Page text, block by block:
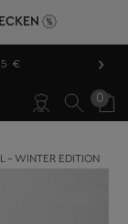
€ ›
0
- WINTER EDITION